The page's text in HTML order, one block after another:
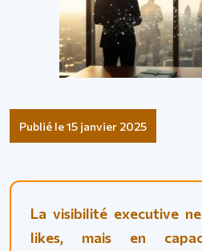
Publié le 15 janvier 2025
La visibilité executive
likes, mais en